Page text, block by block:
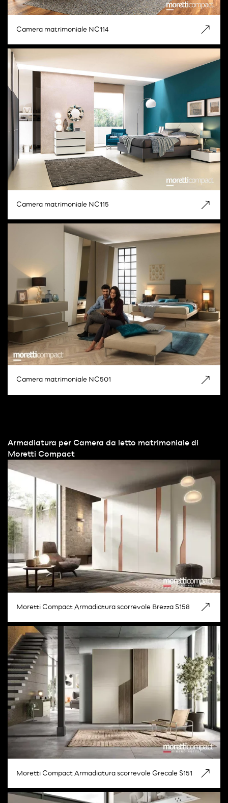
Camera matrimoniale NC114
Camera matrimoniale NC115
Camera matrimoniale NC501
Armadiatura per Camera da letto matrimoniale di
Moretti Compact
Moretti Compact Armadiatura scorrevole Brezza S158
Moretti Compact Armadiatura scorrevole Grecale S151